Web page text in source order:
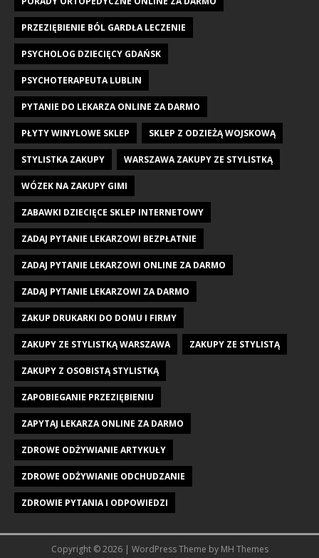
PRZEZIĘBIENIE BÓL GARDŁA LECZENIE
PSYCHOLOG DZIECIĘCY GDAŃSK
PSYCHOTERAPEUTA LUBLIN
PYTANIE DO LEKARZA ONLINE ZA DARMO
PŁYTY WINYLOWE SKLEP SKLEP Z ODZIEŻĄ WOJSKOWĄ
STYLISTKA ZAKUPY WARSZAWA ZAKUPY ZE STYLISTKĄ
WÓZEK NA ZAKUPY GIMI
ZABAWKI DZIECIĘCE SKLEP INTERNETOWY
ZADAJ PYTANIE LEKARZOWI BEZPŁATNIE
ZADAJ PYTANIE LEKARZOWI ONLINE ZA DARMO
ZADAJ PYTANIE LEKARZOWI ZA DARMO
ZAKUP DRUKARKI DO DOMU I FIRMY
ZAKUPY ZE STYLISTKĄ WARSZAWA ZAKUPY ZE STYLISTĄ
ZAKUPY Z OSOBISTĄ STYLISTKĄ
ZAPOBIEGANIE PRZEZIĘBIENIU
ZAPYTAJ LEKARZA ONLINE ZA DARMO
ZDROWE ODŻYWIANIE ARTYKUŁY
ZDROWE ODŻYWIANIE ODCHUDZANIE
ZDROWIE PYTANIA I ODPOWIEDZI
Copyright © 2026 | WordPress Theme by MH Themes